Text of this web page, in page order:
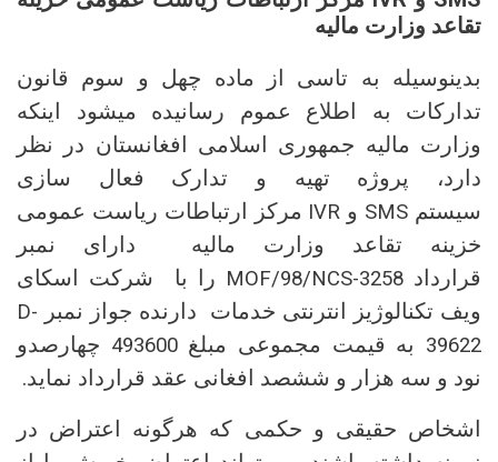
تقاعد وزارت مالیه
بدینوسیله به تاسی از ماده چهل و سوم قانون
تدارکات به اطلاع عموم رسانیده میشود اینکه
وزارت مالیه جمهوری اسلامی افغانستان در نظر
دارد، پروژه تهیه و تدارک فعال سازی
سیستم SMS و IVR مرکز ارتباطات ریاست عمومی
خزینه تقاعد وزارت مالیه دارای نمبر
قرارداد MOF/98/NCS-3258 را با شرکت اسکای
ویف تکنالوژیز انترنتی خدمات دارنده جواز نمبر D-
39622 به قیمت مجموعی مبلغ493600 چهارصدو
نود و سه هزار و ششصد افغانی عقد قرارداد نماید.
اشخاص حقیقی و حکمی که هرگونه اعتراض در